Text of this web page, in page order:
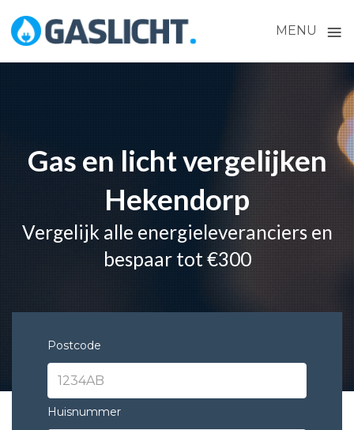
MENU ≡
Skip
to
content
Gas en licht vergelijken
Hekendorp
Vergelijk alle energieleveranciers en
bespaar tot €300
Postcode
Huisnummer